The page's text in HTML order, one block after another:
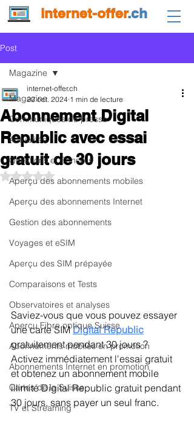
internet-offer.ch
Post
Magazine
Communiqués de presse
Actualités
Questions et Conseils
Aperçu des abonnements mobiles
Aperçu des abonnements Internet
Gestion des abonnements
Voyages et eSIM
Aperçu des SIM prépayée
Comparaisons et Tests
Observatoires et analyses
Aperçu Fibre optique Suisse
Abonnements mobiles en promotion
Abonnements Internet en promotion
Cartes de la Suisse
TV et Streaming
Magazine
Abonnement Digital
Republic avec essai
gratuit de 30 jours
internet-offer.ch
20 oct. 2024 1 min de lecture
Noté NaN étoiles sur 5.
Saviez-vous que vous pouvez essayer
une carte SIM Digital Republic
gratuitement pendant 30 jours ?
Activez immédiatement l'essai gratuit
et obtenez un abonnement mobile
illimité Digital Republic gratuit pendant
30 jours, sans payer un seul franc.